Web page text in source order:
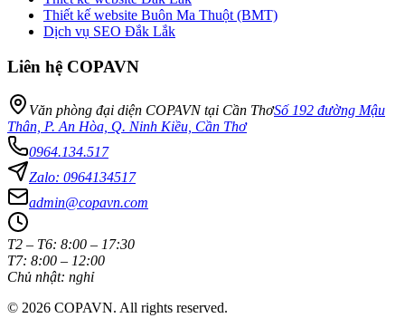
Thiết kế website Buôn Ma Thuột (BMT)
Dịch vụ SEO Đắk Lắk
Liên hệ COPAVN
Văn phòng đại diện COPAVN tại Cần ThơSố 192 đường Mậu
Thân, P. An Hòa, Q. Ninh Kiều, Cần Thơ
0964.134.517
Zalo: 0964134517
admin@copavn.com
T2 – T6: 8:00 – 17:30
T7: 8:00 – 12:00
Chủ nhật: nghỉ
© 2026 COPAVN. All rights reserved.